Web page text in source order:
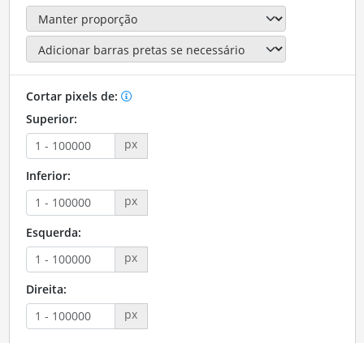
Cortar pixels de:
Superior:
px
Inferior:
px
Esquerda:
px
Direita:
px